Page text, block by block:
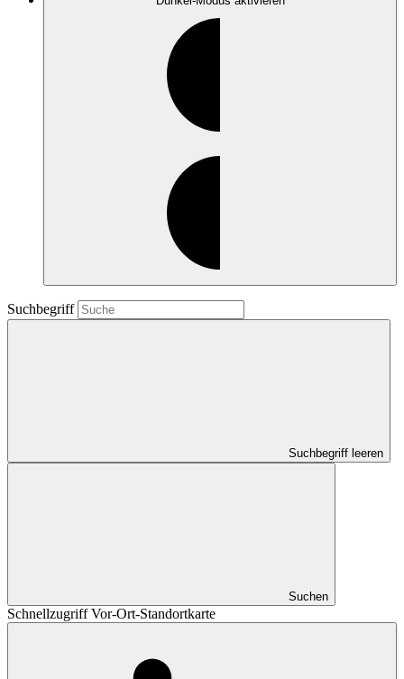
Suchbegriff
Suchbegriff leeren
Suchen
Schnellzugriff Vor-Ort-Standortkarte